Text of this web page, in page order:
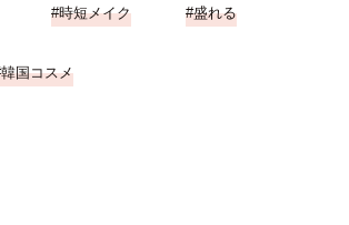
時短メイク 盛れる
韓国コスメ